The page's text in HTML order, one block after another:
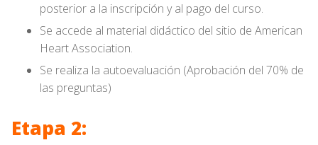
posterior a la inscripción y al pago del curso.
Se accede al material didáctico del sitio de American
Heart Association.
Se realiza la autoevaluación (Aprobación del 70% de
las preguntas)
Etapa 2: